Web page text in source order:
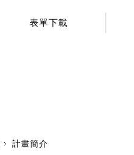
表單下載
計畫簡介